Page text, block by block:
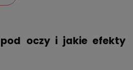
oczy i jakie efekty